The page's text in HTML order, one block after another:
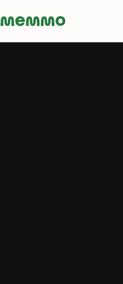
Memmo - AI-verktyg och digital